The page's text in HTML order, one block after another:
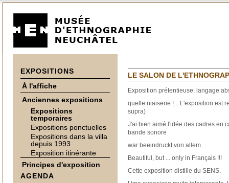
EXPOSITIONS
À l'affiche
Anciennes expositions
Expositions
temporaires
Expositions ponctuelles
Expositions dans la villa
depuis 1993
Exposition itinérante
Principes d'exposition
AGENDA
LE SALON DE
Exposition prétentieuse, langage
quelle niaiserie !... L'exposition est
supra)
J'ai bien aimé l'idée des cadres en
bande sonore
war beeindruckt von allem
Beautiful, but ... only in Français !!!
Cette exposition distille du SENS.